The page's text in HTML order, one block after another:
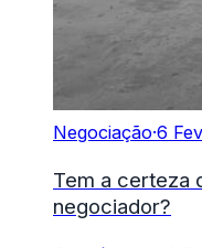
Negociação·6
Tem a certeza
negociador?